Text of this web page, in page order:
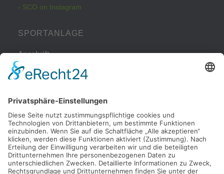
› SCO on Instagram
SPORTANLAGE
Anschrift
Kleinbeckstraße 43
45549 Sprockhövel
Telefon
Tel.: 02324 / 79082
Parkplatz
Nachdem Sie von der Haßlinghauser Straße in die
Kleinbeckstraße eingebogen sind, fahren Sie bitte nach ca. 50